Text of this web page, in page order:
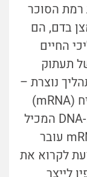
רמת הסוכר
בדם, הם
החיים
תעתוק
התהליך נוצרת –
או מתועתקת – מולקולת RNA שליח (mRNA)
על בסיס רצף הנוקלאוטידים של ה-DNA המכיל
הוראות לייצור החלבון. משם ה-mRNA עובר
לקרוא את